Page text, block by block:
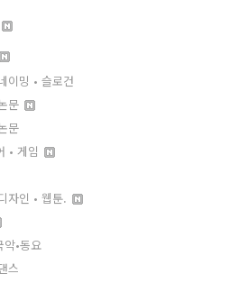
이밍 • 슬로건
문
문
• 게임
자인 • 웹툰.
악•동요
스